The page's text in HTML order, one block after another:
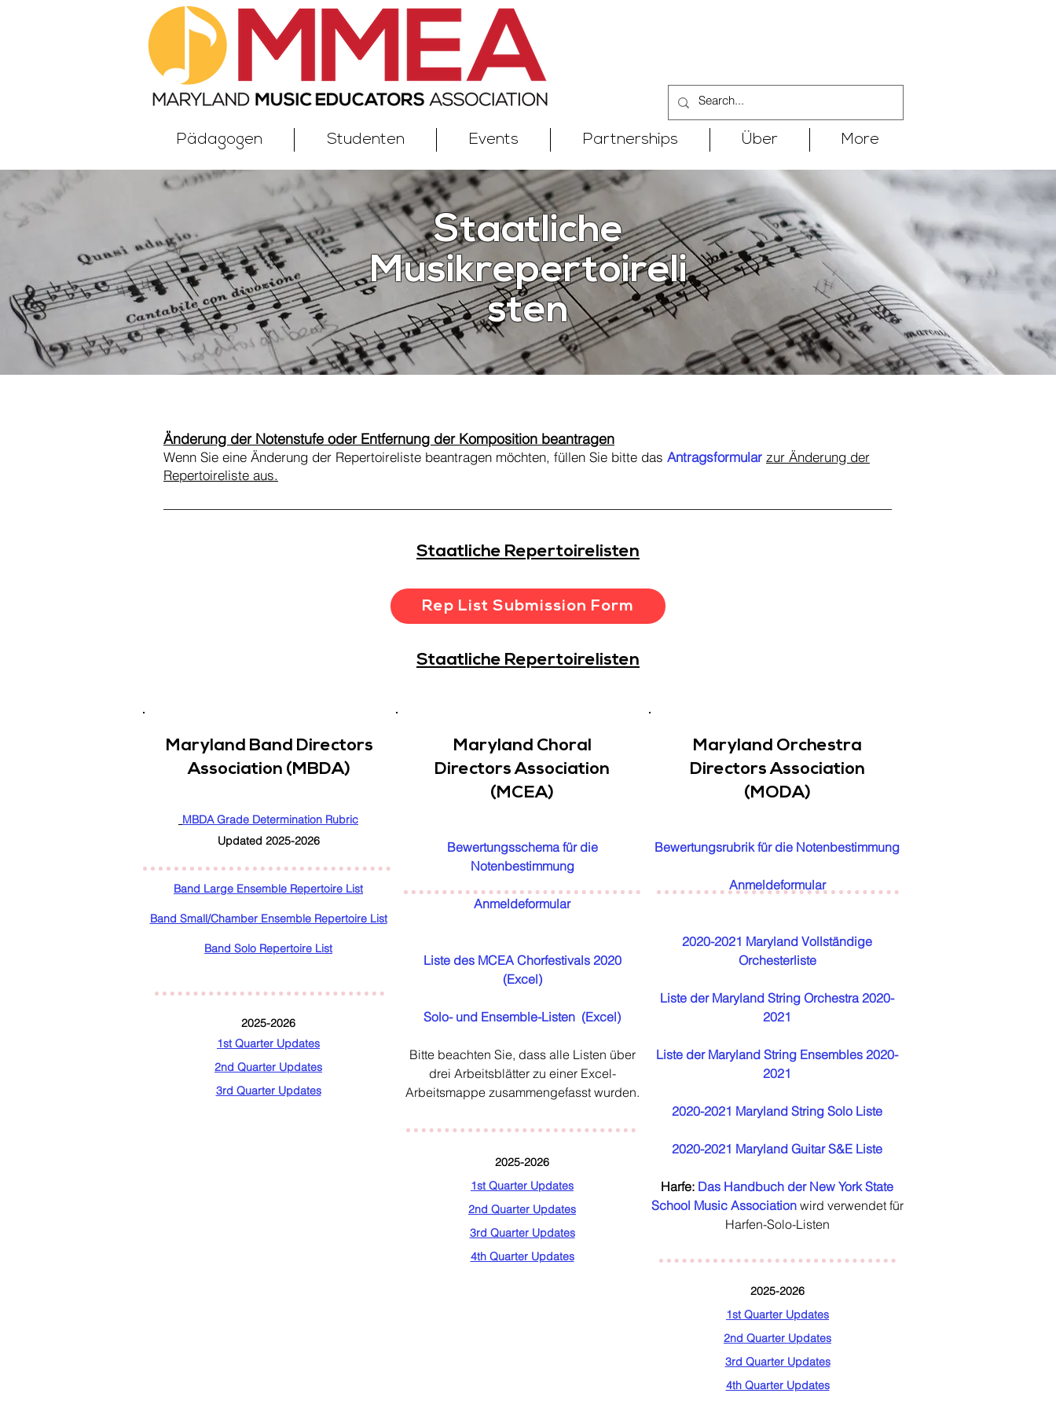
Pädagogen Studenten Events Partnerships Über More
Staatliche
Musikrepertoireli
sten
Änderung der Notenstufe oder Entfernung der Komposition beantragen
Wenn Sie eine Änderung der Repertoireliste beantragen möchten, füllen Sie bitte das Antragsformular zur Änderung der
Repertoireliste aus.
Staatliche Repertoirelisten
Rep List Submission Form
Staatliche Repertoirelisten
Maryland Band Directors
Association (MBDA)
MBDA Grade Determination Rubric
​Updated 2025-2026
Band Large Ensemble Repertoire List
Band Small/Chamber Ensemble Repertoire List
Band Solo Repertoire List
2025-2026
1st Quarter Updates
2nd Quarter Updates
3rd Quarter Updates
Maryland Choral
Directors Association
(MCEA)
Bewertungsschema für die
Notenbestimmung
Anmeldeformular
Liste des MCEA Chorfestivals 2020
(Excel)
Solo- und Ensemble-Listen (Excel)
Bitte beachten Sie, dass alle Listen über
drei Arbeitsblätter zu einer Excel-
Arbeitsmappe zusammengefasst wurden.
2025-2026
1st Quarter Updates
2nd Quarter Updates
3rd Quarter Updates
4th Quarter Updates
Maryland Orchestra
Directors Association
(MODA)
Bewertungsrubrik für die Notenbestimmung
Anmeldeformular
2020-2021 Maryland Vollständige
Orchesterliste
Liste der Maryland String Orchestra 2020-
2021
Liste der Maryland String Ensembles 2020-
2021
2020-2021 Maryland String Solo Liste
2020-2021 Maryland Guitar S&E Liste
Harfe: Das Handbuch der New York State
School Music Associationwird verwendet für
Harfen-Solo-Listen
2025-2026
1st Quarter Updates
2nd Quarter Updates
3rd Quarter Updates
4th Quarter Updates